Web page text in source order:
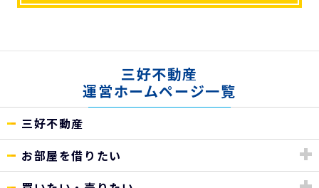
三好不動産
運営ホームページ一覧
三好不動産
お部屋を借りたい